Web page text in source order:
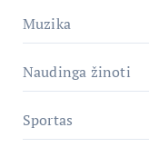
Muzika
Naudinga žinoti
Sportas